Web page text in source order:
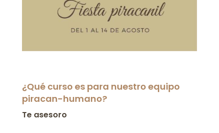
¿Qué curso es para nuestro equipo
piracan-humano?
Te asesoro